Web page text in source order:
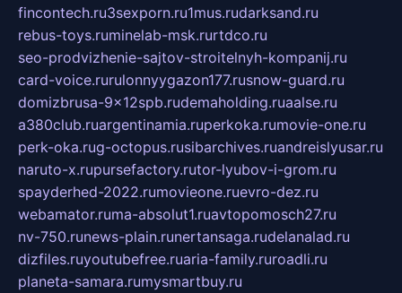
fincontech.ru3sexporn.ru1mus.rudarksand.ru
rebus-toys.ruminelab-msk.rurtdco.ru
seo-prodvizhenie-sajtov-stroitelnyh-kompanij.ru
card-voice.rurulonnyygazon177.rusnow-guard.ru
domizbrusa-9x12spb.rudemaholding.ruaalse.ru
a380club.ruargentinamia.ruperkoka.rumovie-one.ru
perk-oka.rug-octopus.rusibarchives.ruandreislyusar.ru
naruto-x.rupursefactory.rutor-lyubov-i-grom.ru
spayderhed-2022.rumovieone.ruevro-dez.ru
webamator.ruma-absolut1.ruavtopomosch27.ru
nv-750.runews-plain.runertansaga.rudelanalad.ru
dizfiles.ruyoutubefree.ruaria-family.ruroadli.ru
planeta-samara.rumysmartbuy.ru